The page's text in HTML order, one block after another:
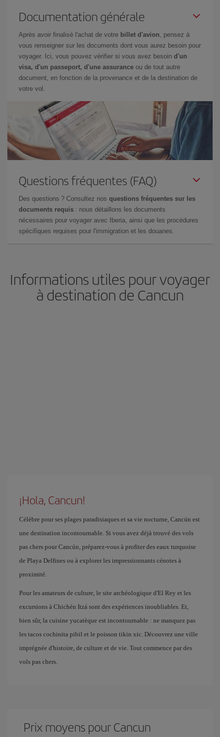
Documentation générale
Après avoir finalisé l'achat de votre billet d'avion, pensez à
vous renseigner sur les documents dont vous aurez besoin pour
voyager. Ici, vous pouvez vérifier si vous avez besoin d'un
visa, d'un passeport, d'une assurance ou de tout autre
document, en fonction de la provenance et de la destination de
votre vol.
Questions fréquentes (FAQ)
Des questions ? Consultez nos questions fréquentes sur les
documents requis : nous détaillons les documents
nécessaires pour voyager avec Iberia, ainsi que les procédures
spécifiques requises pour l'immigration et les douanes.
Informations utiles pour voyager
à destination de Cancun
¡Hola, Cancun!
Célèbre pour ses plages paradisiaques et sa vie nocturne, Cancún est
une destination incontournable. Si vous avez déjà trouvé des vols
pas chers pour Cancún, préparez-vous à profiter des eaux turquoise
de Playa Delfines ou à explorer les impressionnants cénotes à
proximité.
Pour les amateurs de culture, le site archéologique d'El Rey et les
excursions à Chichén Itzá sont des expériences inoubliables. Et,
bien sûr, la cuisine yucatèque est incontournable : ne manquez pas
les tacos cochinita pibil et le poisson tikin xic. Découvrez une ville
imprégnée d'histoire, de culture et de vie. Tout commence par des
vols pas chers.
Prix ​​moyens pour Cancun